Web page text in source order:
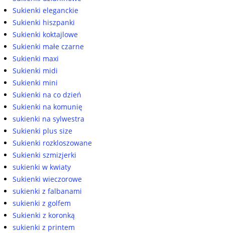
Sukienki eleganckie
Sukienki hiszpanki
Sukienki koktajlowe
Sukienki małe czarne
Sukienki maxi
Sukienki midi
Sukienki mini
Sukienki na co dzień
Sukienki na komunię
sukienki na sylwestra
Sukienki plus size
Sukienki rozkloszowane
Sukienki szmizjerki
sukienki w kwiaty
Sukienki wieczorowe
sukienki z falbanami
sukienki z golfem
Sukienki z koronką
sukienki z printem